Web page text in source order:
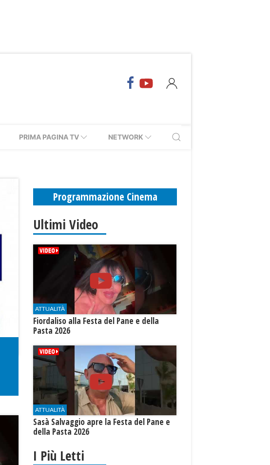
PRIMA PAGINA TV NETWORK
Programmazione Cinema
Ultimi Video
ATTUALITÀ
Fiordaliso alla Festa del Pane e della
Pasta 2026
ATTUALITÀ
Sasà Salvaggio apre la Festa del Pane e
della Pasta 2026
I Più Letti